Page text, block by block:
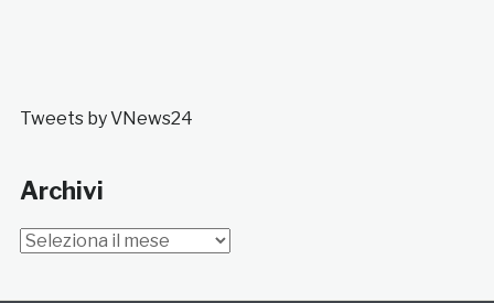
Tweets by VNews24
Archivi
Archivi